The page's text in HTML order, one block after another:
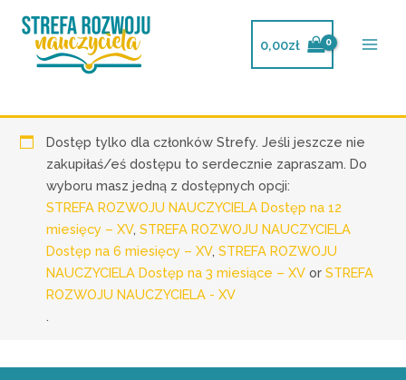
0,00zł
Dostęp tylko dla członków Strefy. Jeśli jeszcze nie
zakupiłaś/eś dostępu to serdecznie zapraszam. Do
wyboru masz jedną z dostępnych opcji:
STREFA ROZWOJU NAUCZYCIELA Dostęp na 12
miesięcy – XV,STREFA ROZWOJU NAUCZYCIELA
Dostęp na 6 miesięcy – XV,STREFA ROZWOJU
NAUCZYCIELA Dostęp na 3 miesiące – XV orSTREFA
ROZWOJU NAUCZYCIELA - XV
.